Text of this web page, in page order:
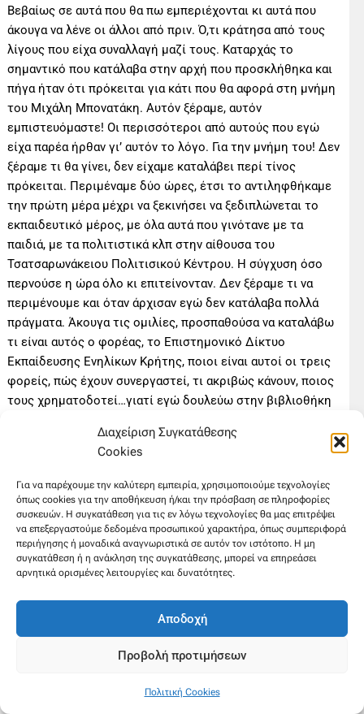
Διαχείριση Συγκατάθεσης
Cookies
Για να παρέχουμε την καλύτερη εμπειρία, χρησιμοποιούμε τεχνολογίες
όπως cookies για την αποθήκευση ή/και την πρόσβαση σε πληροφορίες
συσκευών. Η συγκατάθεση για τις εν λόγω τεχνολογίες θα μας επιτρέψει
να επεξεργαστούμε δεδομένα προσωπικού χαρακτήρα, όπως συμπεριφορά
περιήγησης ή μοναδικά αναγνωριστικά σε αυτόν τον ιστότοπο. Η μη
συγκατάθεση ή η ανάκληση της συγκατάθεσης, μπορεί να επηρεάσει
αρνητικά ορισμένες λειτουργίες και δυνατότητες.
Αποδοχή
Προβολή προτιμήσεων
Πολιτική Cookies
Βεβαίως σε αυτά που θα πω εμπεριέχονται κι αυτά που
άκουγα να λένε οι άλλοι από πριν. Ό,τι κράτησα από τους
λίγους που είχα συναλλαγή μαζί τους. Καταρχάς το
σημαντικό που κατάλαβα στην αρχή που προσκλήθηκα και
πήγα ήταν ότι πρόκειται για κάτι που θα αφορά στη μνήμη
του Μιχάλη Μπονατάκη. Αυτόν ξέραμε, αυτόν
εμπιστευόμαστε! Οι περισσότεροι από αυτούς που εγώ
είχα παρέα ήρθαν γι’ αυτόν το λόγο. Για την μνήμη του! Δεν
ξέραμε τι θα γίνει, δεν είχαμε καταλάβει περί τίνος
πρόκειται. Περιμέναμε δύο ώρες, έτσι το αντιληφθήκαμε
την πρώτη μέρα μέχρι να ξεκινήσει να ξεδιπλώνεται το
εκπαιδευτικό μέρος, με όλα αυτά που γινότανε με τα
παιδιά, με τα πολιτιστικά κλπ στην αίθουσα του
Τσατσαρωνάκειου Πολιτισικού Κέντρου. Η σύγχυση όσο
περνούσε η ώρα όλο κι επιτείνονταν. Δεν ξέραμε τι να
περιμένουμε και όταν άρχισαν εγώ δεν κατάλαβα πολλά
πράγματα. Άκουγα τις ομιλίες, προσπαθούσα να καταλάβω
τι είναι αυτός ο φορέας, το Επιστημονικό Δίκτυο
Εκπαίδευσης Ενηλίκων Κρήτης, ποιοι είναι αυτοί οι τρεις
φορείς, πώς έχουν συνεργαστεί, τι ακριβώς κάνουν, ποιος
τους χρηματοδοτεί…γιατί εγώ δουλεύω στην βιβλιοθήκη
στους ανθρώπους που εξυπηρετούνται και δανείζονται
βιβλία από εμάς και παίρνουν μέρος στις εκδηλώσεις μας,
να τους εξηγούμε ποιοι είμαστε, τι θα πει δουλεύω
εθελοντικά στη βιβλιοθήκη, ποιος συντηρεί αυτή τη
βιβλιοθήκη που έχει 10.000 βιβλία και άρα κάποιος δίνει
λεφτά γι αυτό. Και επειδή κανείς δεν δίνει λεφτά αλλά
βρίσκουμε τα λεφτά εμείς είτε επαιτεία στην πόλη, είτε
εκδηλώσεις που κάνουμε, είτε από ένα τραπέζι που
χρήματα για αυτό έτσι σκεφτόμουν ότι υπάρχουν και γι’
αυτό χρήματα! Αλλά κανείς δεν αναφέρθηκε σε αυτό, ο
φορέας ας πούμε, πού βρίσκει τους πόρους του για να
Τέλος πάντων, αφού ακούσαμε τις ομιλίες κάτι αρχίσαμε